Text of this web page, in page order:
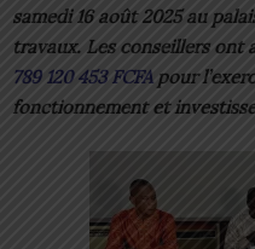
samedi 16 août 2025 au
travaux. Les conseillers ont
789 120 453 FCFApour
fonctionnement et